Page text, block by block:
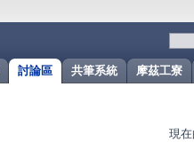
摩茲工寮
共筆系統
討論區
現